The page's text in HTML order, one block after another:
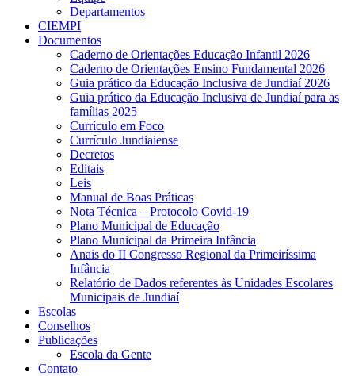
Departamentos
CIEMPI
Documentos
Caderno de Orientações Educação Infantil 2026
Caderno de Orientações Ensino Fundamental 2026
Guia prático da Educação Inclusiva de Jundiaí 2026
Guia prático da Educação Inclusiva de Jundiaí para as
famílias 2025
Currículo em Foco
Currículo Jundiaiense
Decretos
Editais
Leis
Manual de Boas Práticas
Nota Técnica – Protocolo Covid-19
Plano Municipal de Educação
Plano Municipal da Primeira Infância
Anais do II Congresso Regional da Primeiríssima
Infância
Relatório de Dados referentes às Unidades Escolares
Municipais de Jundiaí
Escolas
Conselhos
Publicações
Escola da Gente
Contato